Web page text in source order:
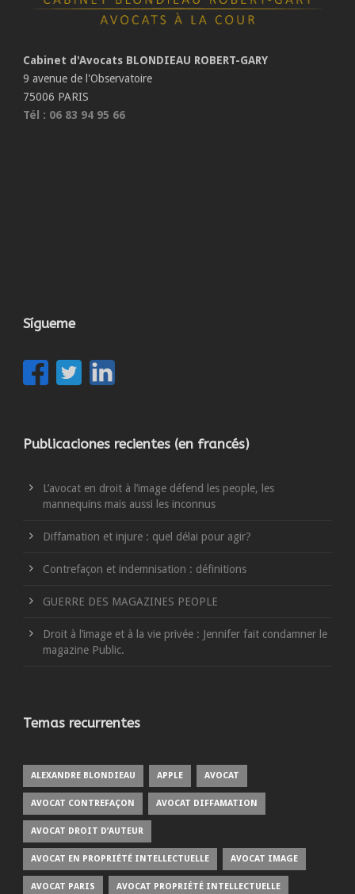
Cabinet d'Avocats BLONDIEAU ROBERT-GARY
9 avenue de l'Observatoire
75006 PARIS
Tél : 06 83 94 95 66
Sígueme
Publicaciones recientes (en francés)
L’avocat en droit à l’image défend les people, les
mannequins mais aussi les inconnus
Diffamation et injure : quel délai pour agir?
Contrefaçon et indemnisation : définitions
GUERRE DES MAGAZINES PEOPLE
Droit à l’image et à la vie privée : Jennifer fait condamner le
magazine Public.
Temas recurrentes
ALEXANDRE BLONDIEAU APPLE AVOCAT
AVOCAT CONTREFAÇON AVOCAT DIFFAMATION
AVOCAT DROIT D’AUTEUR
AVOCAT EN PROPRIÉTÉ INTELLECTUELLE AVOCAT IMAGE
AVOCAT PARIS AVOCAT PROPRIÉTÉ INTELLECTUELLE